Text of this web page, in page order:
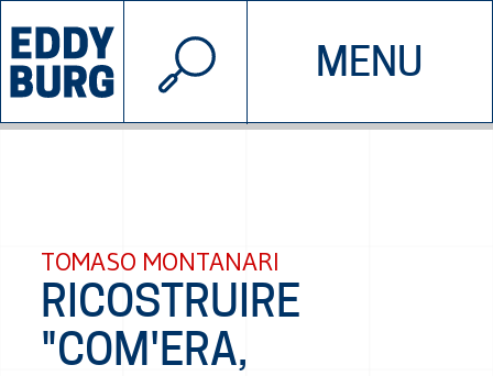
MENU
INIZIATIVE CHI SIAMO
© 2026 EDDYBURG
TOMASO MONTANARI
RICOSTRUIRE
"COM'ERA,